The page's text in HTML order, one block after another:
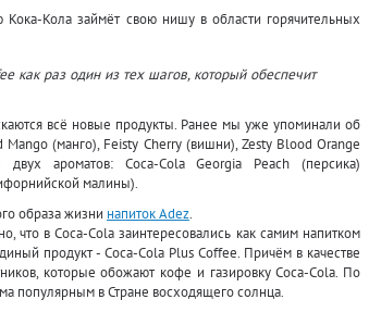
Кола займёт свою нишу в области горячительных
раз один из тех шагов, который обеспечит
всё новые продукты. Ранее мы уже упоминали об
Mango (манго), Feisty Cherry (вишни), Zesty Blood Orange
ароматов: Coca-Cola Georgia Peach (персика)
малины).
образа жизни напиток Adez.
что в Coca-Cola заинтересовались как самим напитком
продукт - Coca-Cola Plus Coffee. Причём в качестве
которые обожают кофе и газировку Coca-Cola. По
популярным в Стране восходящего солнца.